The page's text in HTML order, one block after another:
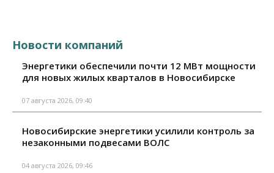
Новости компаний
Энергетики обеспечили почти 12 МВт мощности
для новых жилых кварталов в Новосибирске
07 августа 2026, 09:40
Новосибирские энергетики усилили контроль за
незаконными подвесами ВОЛС
04 августа 2026, 09:46